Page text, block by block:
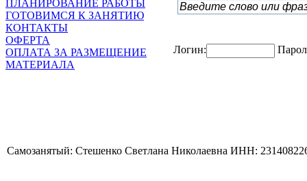
ПЛАНИРОВАНИЕ РАБОТЫ
ГОТОВИМСЯ К ЗАНЯТИЮ
КОНТАКТЫ
ОФЕРТА
ОПЛАТА ЗА РАЗМЕЩЕНИЕ
МАТЕРИАЛА
Логин:
Самозанятый: Стешенко Светлана Николаевна ИНН: